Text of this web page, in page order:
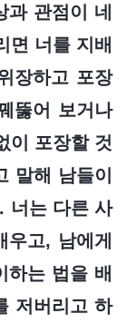
과 관점이 네
면 너를 지배
장하고 포장
뚫어 보거나
이 포장할 것
말해 남들이
너는 다른 사
우고, 남에게
하는 법을 배
저버리고 하